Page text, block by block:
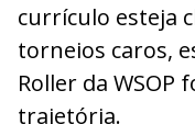
currículo esteja
torneios caros,
Roller da WSOP
trajetória.